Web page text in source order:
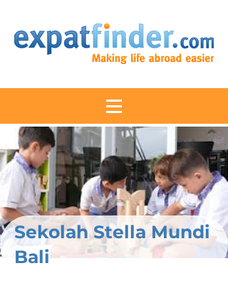
Sekolah Stella Mundi
Bali